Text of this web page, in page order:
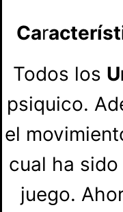
Car
Todos los
psiquico.
el
cual ha
juego.